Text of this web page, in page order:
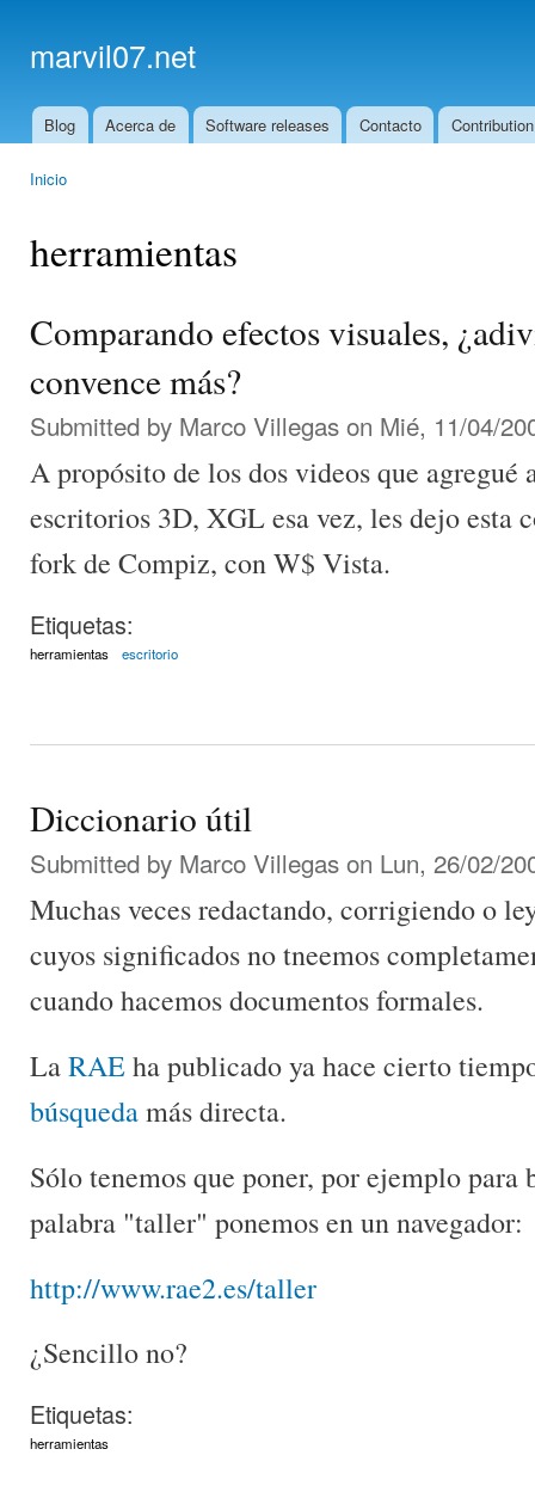
marvil07.net
Main menu
Blog Acerca de Software releases Contacto
Inicio
herramientas
Comparando efectos visuales,
convence más?
Submitted by Marco Villegas on Mié, 11/04/
A propósito de los dos videos que agregué
escritorios 3D, XGL esa vez, les dejo esta
fork de Compiz, con W$ Vista.
Etiquetas:
herramientas escritorio
Diccionario útil
Submitted by Marco Villegas on Lun, 26/02/
Muchas veces redactando, corrigiendo o
cuyos significados no tneemos
cuando hacemos documentos formales.
LaRAEha publicado ya hace cierto
búsquedamás directa.
Sólo tenemos que poner, por ejemplo
palabra "taller" ponemos en un navegador:
http://www.rae2.es/taller
¿Sencillo no?
Etiquetas:
herramientas